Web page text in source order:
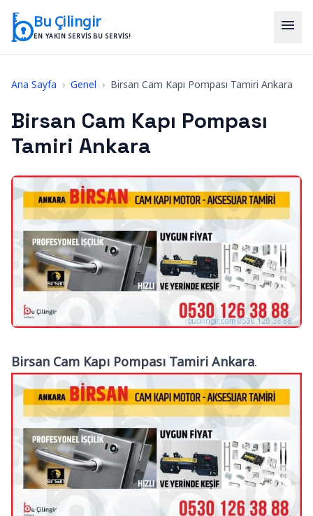
Bu Çilingir
EN YAKIN SERVIS BU SERVIS!
menu
Ana Sayfa › Genel › Birsan Cam Kapı Pompası Tamiri Ankara
Birsan Cam Kapı Pompası
Tamiri Ankara
Birsan Cam Kapı Pompası Tamiri Ankara.